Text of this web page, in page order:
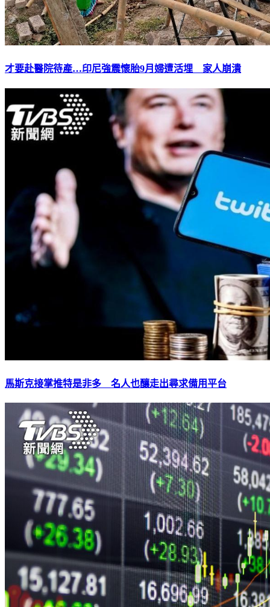
才要赴醫院待產…印尼強震懷胎9月婦遭活埋 家人崩潰
馬斯克接掌推特是非多 名人也釀走出尋求備用平台